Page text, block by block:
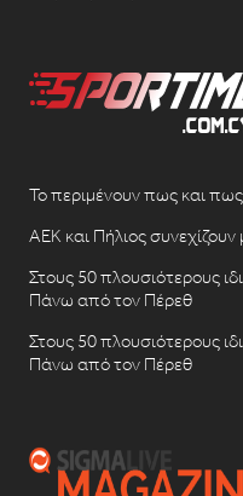
Το περιμένουν πως και πως
ΑΕΚ και Πήλιος συνεχίζουν
Στους 50 πλουσιότερους
Πάνω από τον Πέρεθ
Στους 50 πλουσιότερους
Πάνω από τον Πέρεθ